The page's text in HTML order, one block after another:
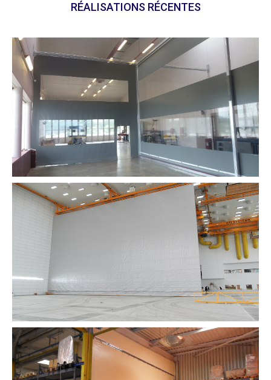
RÉALISATIONS RÉCENTES